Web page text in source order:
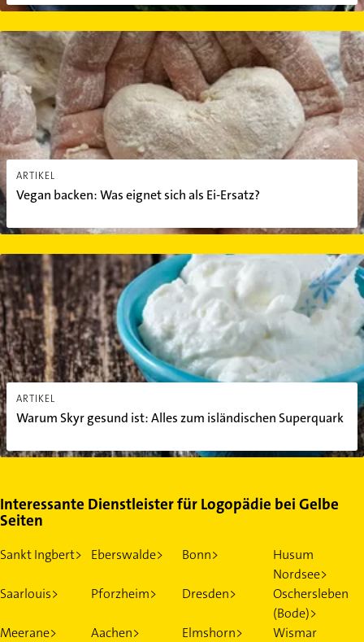
ARTIKEL
Vegan backen: Was eignet sich als Ei-Ersatz?
Vegan backen: Was eignet sich als Ei-Ersatz?
ARTIKEL
Warum Skyr gesund ist: Alles zum isländischen Superquark
Warum Skyr gesund ist: Alles zum isländischen Superquark
Interessante Dienstleister für Logopädie bei Gelbe
Seiten
Sankt Ingbert> Eberswalde> Bonn>
Husum
Nordsee>
Saarlouis>
Pforzheim> Dresden>
Oschersleben
(Bode)>
Meerane>
Aachen> Elmshorn>
Wismar